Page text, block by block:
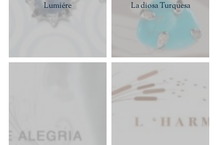
Lumiére La diosa Turquesa